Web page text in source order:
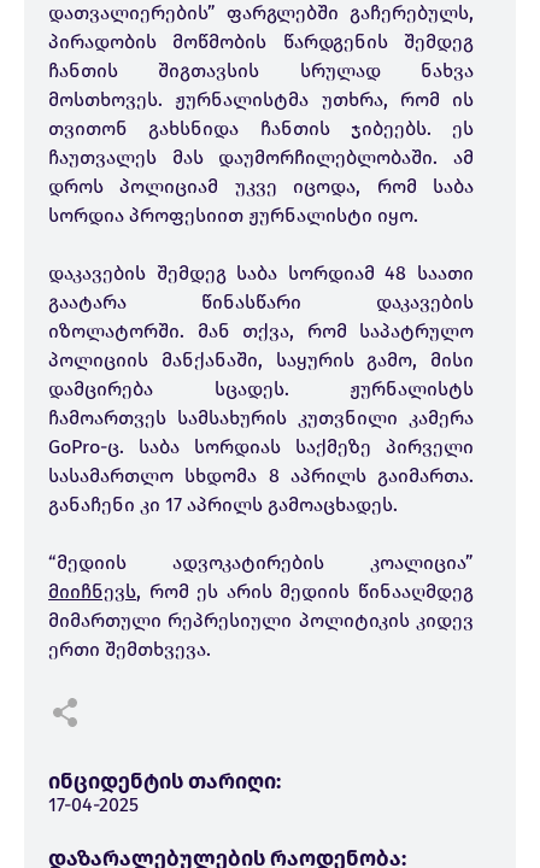
დათვალიერების” ფარგლებში გაჩერებულს,
პირადობის მოწმობის წარდგენის შემდეგ
ჩანთის შიგთავსის სრულად ნახვა
მოსთხოვეს. ჟურნალისტმა უთხრა, რომ ის
თვითონ გახსნიდა ჩანთის ჯიბეებს. ეს
ჩაუთვალეს მას დაუმორჩილებლობაში. ამ
დროს პოლიციამ უკვე იცოდა, რომ საბა
სორდია პროფესიით ჟურნალისტი იყო.
დაკავების შემდეგ საბა სორდიამ 48 საათი
გაატარა წინასწარი დაკავების
იზოლატორში. მან თქვა, რომ საპატრულო
პოლიციის მანქანაში, საყურის გამო, მისი
დამცირება სცადეს. ჟურნალისტს
ჩამოართვეს სამსახურის კუთვნილი კამერა
GoPro-ც. საბა სორდიას საქმეზე პირველი
სასამართლო სხდომა 8 აპრილს გაიმართა.
განაჩენი კი 17 აპრილს გამოაცხადეს.
“მედიის ადვოკატირების კოალიცია”
მიიჩნევს, რომ ეს არის მედიის წინააღმდეგ
მიმართული რეპრესიული პოლიტიკის კიდევ
ერთი შემთხვევა.
ინციდენტის თარიღი:
17-04-2025
დაზარალებულების რაოდენობა: